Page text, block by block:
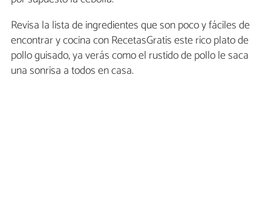
Revisa la lista de ingredientes que son poco y fáciles de
encontrar y cocina con RecetasGratis este rico plato de
pollo guisado, ya verás como el rustido de pollo le saca
una sonrisa a todos en casa.